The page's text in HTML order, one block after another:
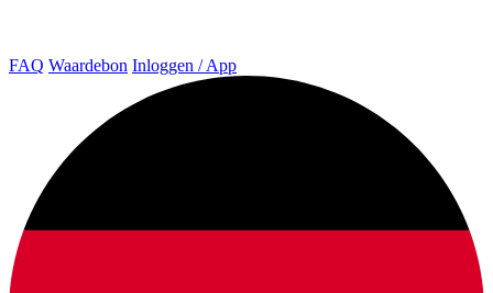
FAQ Waardebon Inloggen / App